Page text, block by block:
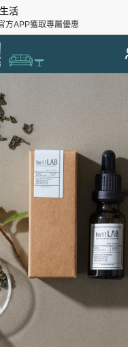
活
方APP獲取專屬優惠